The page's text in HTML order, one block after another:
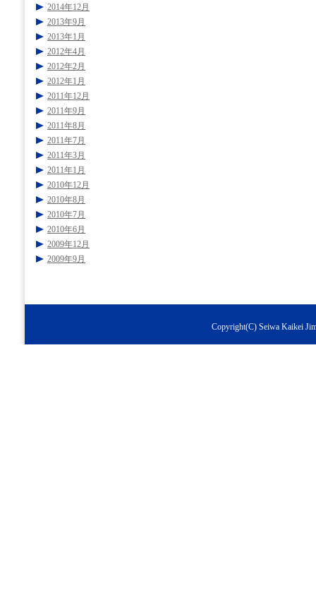
2014年12月
2013年9月
2013年1月
2012年4月
2012年2月
2012年1月
2011年12月
2011年9月
2011年8月
2011年7月
2011年3月
2011年1月
2010年12月
2010年8月
2010年7月
2010年6月
2009年12月
2009年9月
Copyright(C) Seiwa Kaikei